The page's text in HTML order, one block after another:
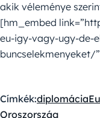
akik véleménye
[hm_embed
eu-igy-vagy-ugy-de-
Címkék:diplomácia
Oroszország